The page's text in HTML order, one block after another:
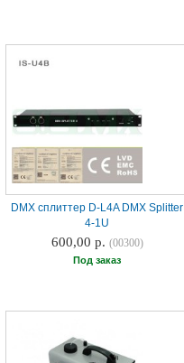
DMX сплиттер D-L4A DMX Splitter
4-1U
600,00 р. (00300)
Под заказ